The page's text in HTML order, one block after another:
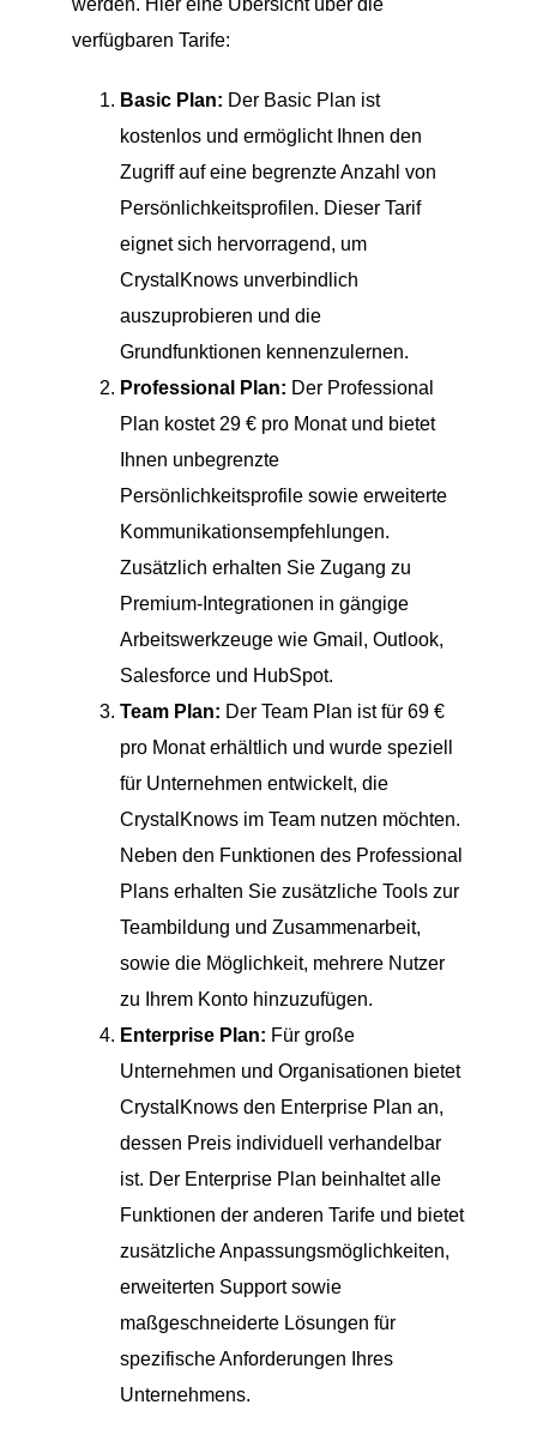
werden. Hier eine Übersicht über die
verfügbaren Tarife:
Basic Plan: Der Basic Plan ist
kostenlos und ermöglicht Ihnen den
Zugriff auf eine begrenzte Anzahl von
Persönlichkeitsprofilen. Dieser Tarif
eignet sich hervorragend, um
CrystalKnows unverbindlich
auszuprobieren und die
Grundfunktionen kennenzulernen.
Professional Plan: Der Professional
Plan kostet 29 € pro Monat und bietet
Ihnen unbegrenzte
Persönlichkeitsprofile sowie erweiterte
Kommunikationsempfehlungen.
Zusätzlich erhalten Sie Zugang zu
Premium-Integrationen in gängige
Arbeitswerkzeuge wie Gmail, Outlook,
Salesforce und HubSpot.
Team Plan: Der Team Plan ist für 69 €
pro Monat erhältlich und wurde speziell
für Unternehmen entwickelt, die
CrystalKnows im Team nutzen möchten.
Neben den Funktionen des Professional
Plans erhalten Sie zusätzliche Tools zur
Teambildung und Zusammenarbeit,
sowie die Möglichkeit, mehrere Nutzer
zu Ihrem Konto hinzuzufügen.
Enterprise Plan: Für große
Unternehmen und Organisationen bietet
CrystalKnows den Enterprise Plan an,
dessen Preis individuell verhandelbar
ist. Der Enterprise Plan beinhaltet alle
Funktionen der anderen Tarife und bietet
zusätzliche Anpassungsmöglichkeiten,
erweiterten Support sowie
maßgeschneiderte Lösungen für
spezifische Anforderungen Ihres
Unternehmens.